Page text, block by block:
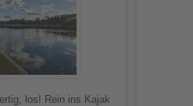
der
los! Rein ins Kajak